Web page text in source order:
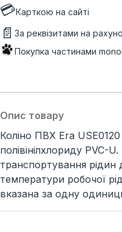
💳Карткою на сайті
📄 За реквізитами на
Покупка частинами
Опис товару
Коліно ПВХ Era
полівінілхлориду PVC-
транспортування рідин
температури робочої
вказана за одну